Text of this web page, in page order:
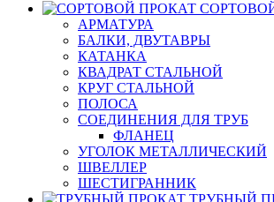
АРМАТУРА
БАЛКИ, ДВУТАВРЫ
КАТАНКА
КВАДРАТ СТАЛЬНОЙ
КРУГ СТАЛЬНОЙ
ПОЛОСА
СОЕДИНЕНИЯ ДЛЯ ТРУБ
ФЛАНЕЦ
УГОЛОК МЕТАЛЛИЧЕСКИЙ
ШВЕЛЛЕР
ШЕСТИГРАННИК